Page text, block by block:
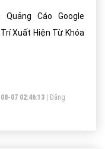
Cáo Google
Xuất Hiện Từ Khóa
07 02:46:13
Đăng